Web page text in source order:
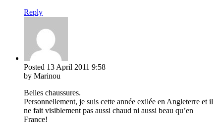
Reply
Posted 13 April 2011 9:58
by Marinou
Belles chaussures.
Personnellement, je suis cette année exilée en Angleterre et il
ne fait visiblement pas aussi chaud ni aussi beau qu’en
France!